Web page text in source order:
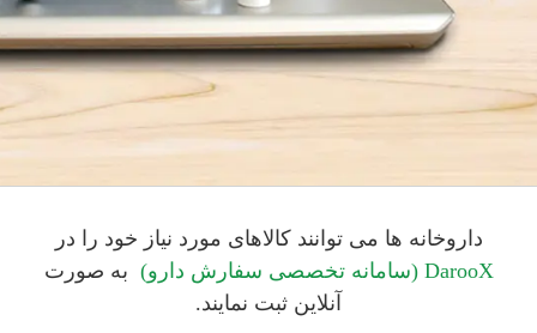
داروخانه ها می توانند کالاهای مورد نیاز خود را در
DarooX (سامانه تخصصی سفارش دارو)
به صورت
آنلاین ثبت نمایند.